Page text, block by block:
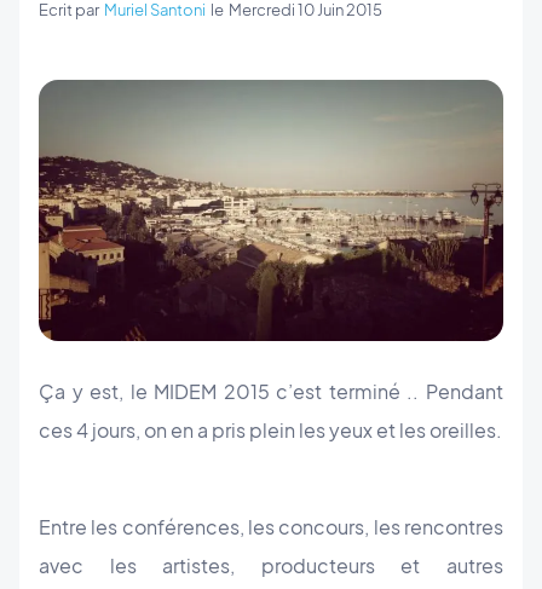
Ecrit par Muriel Santoni le Mercredi 10 Juin 2015
Ça y est, le MIDEM 2015 c’est terminé .. Pendant
ces 4 jours, on en a pris plein les yeux et les oreilles.
Entre les conférences, les concours, les rencontres
avec les artistes, producteurs et autres